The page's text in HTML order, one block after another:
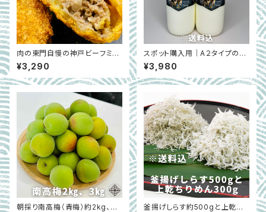
肉の東門自慢の神戸ビーフミン
チカツ&神戸ビーフコロッケ&黒
豆コロッケ（冷凍） 各5個セット
｜兵庫県丹波篠山市
¥3,290
スポット購入用｜A２タイプのジ
ャージーミルク900㎖×2本 ※
超新鮮・低温殺菌・ノンホモ｜千
葉県館山市
¥3,980
朝採り南高梅（青梅）約2kg、3
釜揚げしらす約500gと上乾ち